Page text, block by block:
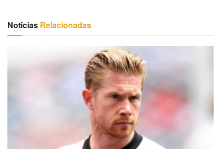
Noticias Relacionadas